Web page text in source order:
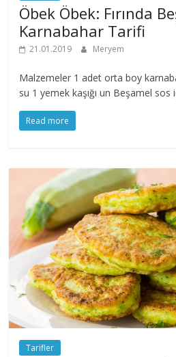
Öbek Öbek: Fırında
Karnabahar Tarifi
21.01.2019 Meryem
Malzemeler 1 adet orta boy
su 1 yemek kaşığı un Beşamel sos
Read more
Tarifler